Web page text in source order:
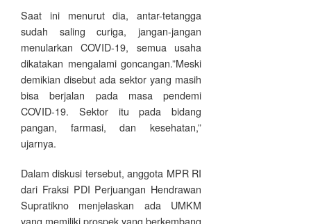
Saat ini menurut dia, antar-tetangga
sudah saling curiga, jangan-jangan
menularkan COVID-19, semua usaha
dikatakan mengalami goncangan.”Meski
demikian disebut ada sektor yang masih
bisa berjalan pada masa pendemi
COVID-19. Sektor itu pada bidang
pangan, farmasi, dan kesehatan,”
ujarnya.
Dalam diskusi tersebut, anggota MPR RI
dari Fraksi PDI Perjuangan Hendrawan
Supratikno menjelaskan ada UMKM
yang memiliki prospek yang berkembang